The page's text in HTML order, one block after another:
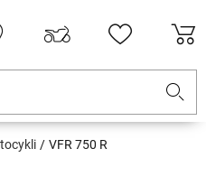
VFR 750 R